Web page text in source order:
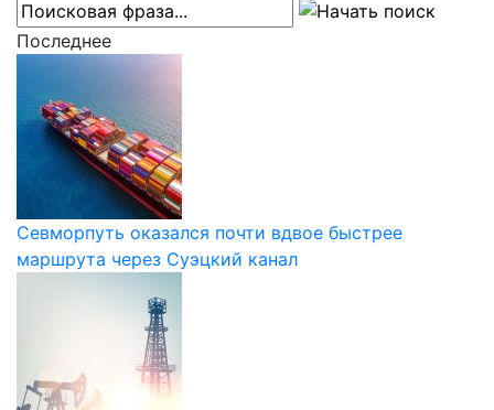
Последнее
Севморпуть оказался почти вдвое быстрее
маршрута через Суэцкий канал